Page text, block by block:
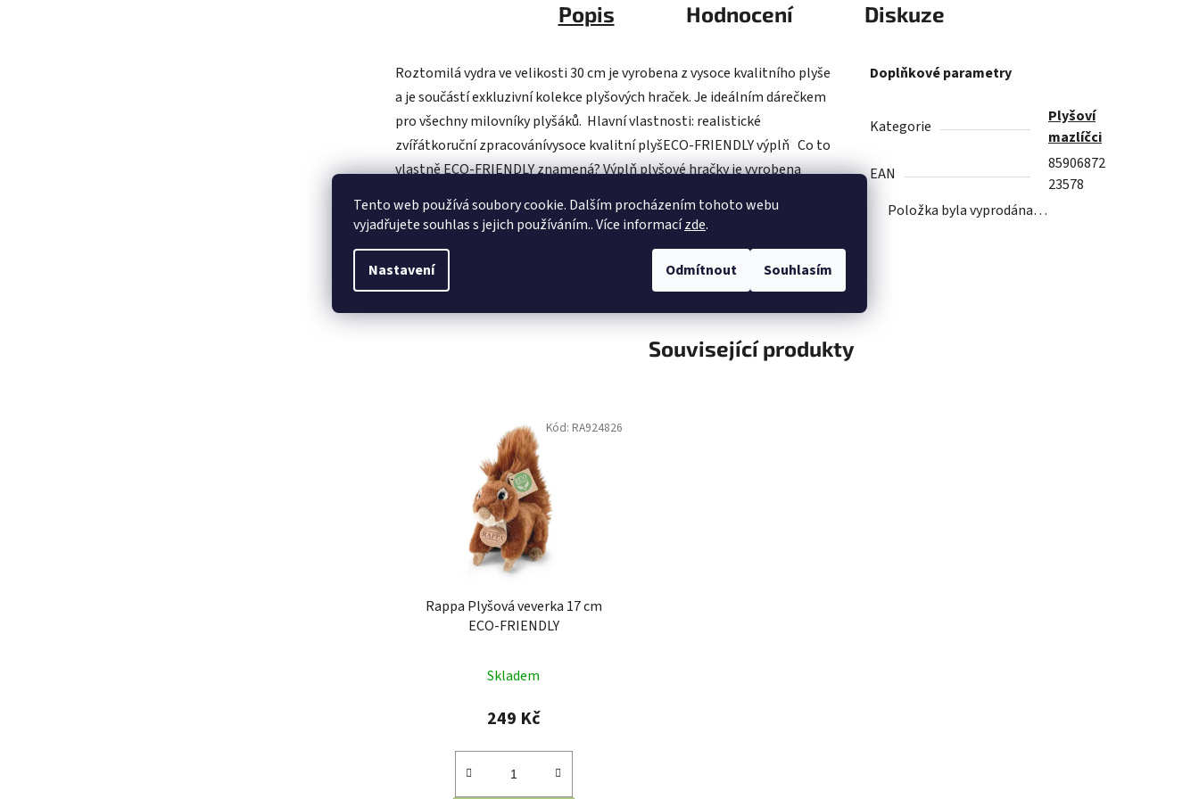
Tento web používá soubory cookie. Dalším procházením tohoto webu
vyjadřujete souhlas s jejich používáním.. Více informacízde.
Nastavení Odmítnout Souhlasím
Popis Hodnocení Diskuze
Roztomilá vydra ve velikosti 30 cm je vyrobena z vysoce kvalitního plyše
a je součástí exkluzivní kolekce plyšových hraček. Je ideálním dárečkem
pro všechny milovníky plyšáků. Hlavní vlastnosti: realistické
zvířátkoruční zpracovánívysoce kvalitní plyšECO-FRIENDLY výplň Co to
vlastně ECO‑FRIENDLY znamená? Výplň plyšové hračky je vyrobena
nerozeznatelný od standardní výplně a plně atestovaný pro bezpečnost
zatěžující životní prostředí – cestou ECO‑FRIENDLY.
Doplňkové parametry
Kategorie
Plyšoví
mazlíčci
EAN
85906872
23578
Položka byla vyprodána…
Související produkty
Rappa Plyšová veverka 17 cm
ECO-FRIENDLY
Skladem
249 Kč
Kód: RA924826